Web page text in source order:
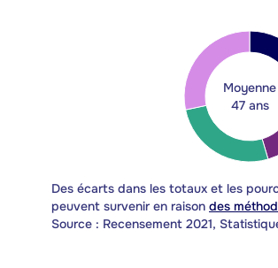
Moyenne
47 ans
Des écarts dans les totaux et les
peuvent survenir en raison des
Source : Recensement 2021,